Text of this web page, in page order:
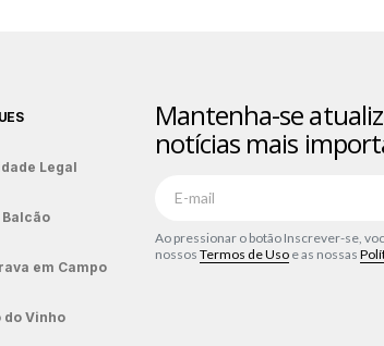
Legal
em Campo
do Vinho
Mantenha-se
notícias mais
Ao pressionar o botão Inscrever-se,
nossos Termos de Uso e as nossas